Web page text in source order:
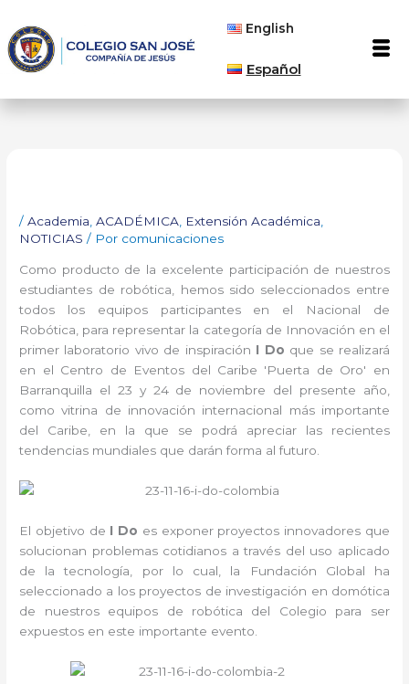
contenido
English
Español
/Academia ,ACADÉMICA Extensión Académica
NOTICIAS / Por comunicaciones
Como producto de la excelente participación de nuestros
estudiantes de robótica, hemos sido seleccionados entre
todos los equipos participantes en el Nacional de
Robótica, para representar la categoría de Innovación en el
primer laboratorio vivo de inspiración I Do que se realizará
en el Centro de Eventos del Caribe 'Puerta de Oro' en
Barranquilla el 23 y 24 de noviembre del presente año,
como vitrina de innovación internacional más importante
del Caribe, en la que se podrá apreciar las recientes
tendencias mundiales que darán forma al futuro.
El objetivo de I Do es exponer proyectos innovadores que
solucionan problemas cotidianos a través del uso aplicado
de la tecnología, por lo cual, la Fundación Global ha
seleccionado a los proyectos de investigación en domótica
de nuestros equipos de robótica del Colegio para ser
expuestos en este importante evento.